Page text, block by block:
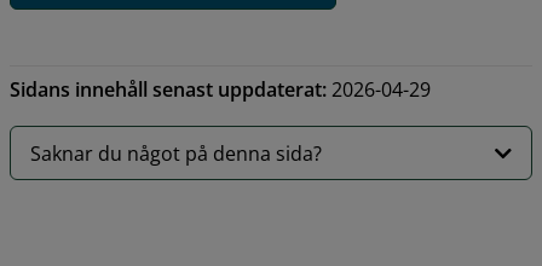
Sidans innehåll senast uppdaterat:2026-04-29
Saknar du något på denna sida?